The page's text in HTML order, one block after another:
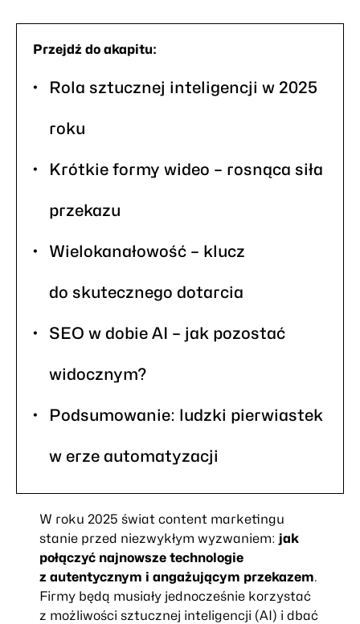
Przejdź do akapitu:
Rola sztucznej inteligencji w 2025
roku
Krótkie formy wideo – rosnąca siła
przekazu
Wielokanałowość – klucz
do skutecznego dotarcia
SEO w dobie AI – jak pozostać
widocznym?
Podsumowanie: ludzki pierwiastek
w erze automatyzacji
W roku 2025 świat content marketingu
stanie przed niezwykłym wyzwaniem: jak
połączyć najnowsze technologie
z autentycznym i angażującym przekazem.
Firmy będą musiały jednocześnie korzystać
z możliwości sztucznej inteligencji (AI) i dbać